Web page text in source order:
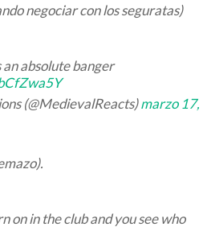
negociar con los seguratas)
absolute banger
(@MedievalReacts)marzo 17,
on in the club and you see who